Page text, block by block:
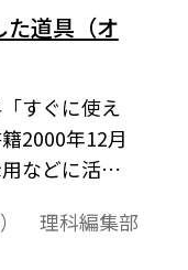
た道具（オ
すぐに使え
2000年12月
などに活用
セットなどの
理科編集部